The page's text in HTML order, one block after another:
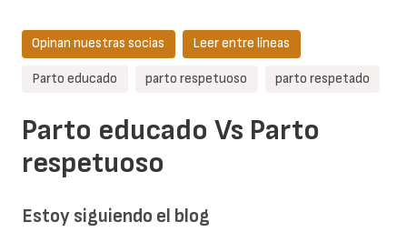
Parto educado Vs Parto
respetuoso
Opinan nuestras socias Leer entre líneas
Parto educado parto respetuoso parto respetado
Estoy siguiendo el blog